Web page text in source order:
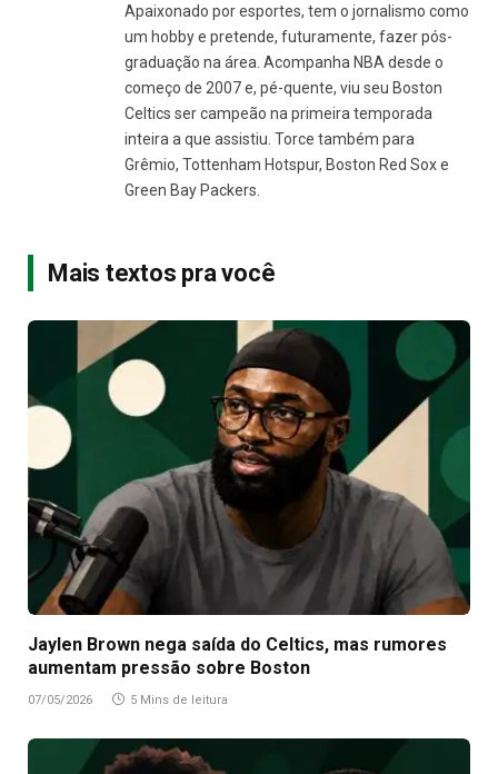
Apaixonado por esportes, tem o jornalismo como
um hobby e pretende, futuramente, fazer pós-
graduação na área. Acompanha NBA desde o
começo de 2007 e, pé-quente, viu seu Boston
Celtics ser campeão na primeira temporada
inteira a que assistiu. Torce também para
Grêmio, Tottenham Hotspur, Boston Red Sox e
Green Bay Packers.
Mais textos pra você
Jaylen Brown nega saída do Celtics, mas rumores
aumentam pressão sobre Boston
07/05/2026 5 Mins de leitura